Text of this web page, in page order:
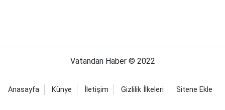
Vatandan Haber © 2022
Anasayfa Künye İletişim Gizlilik İlkeleri Sitene Ekle